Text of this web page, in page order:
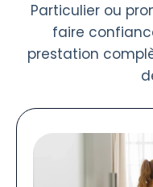
Particulier ou
faire
prestation